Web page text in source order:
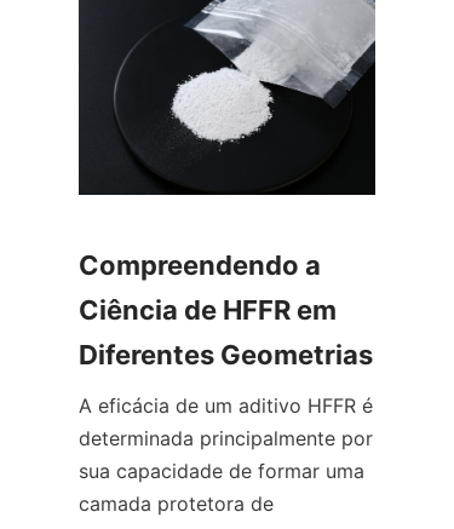
Compreendendo a
Ciência de HFFR em
Diferentes Geometrias
A eficácia de um aditivo HFFR é
determinada principalmente por
sua capacidade de formar uma
camada protetora de